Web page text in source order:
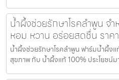
น้ำผึ้งช่วยรักษาโรคลำพูน จ
หอม หวาน อร่อยสดชื่น ราค
น้ำผึ้งช่วยรักษาโรคลำพูน ฟาร์มน้ำผึ้ง
สุขภาพ กับ น้ำผึ้งแท้ 100% ประโยชน์